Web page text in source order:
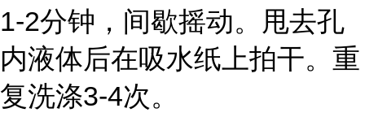
1-2分钟，间歇摇动。甩去孔
内液体后在吸水纸上拍干。重
复洗涤3-4次。